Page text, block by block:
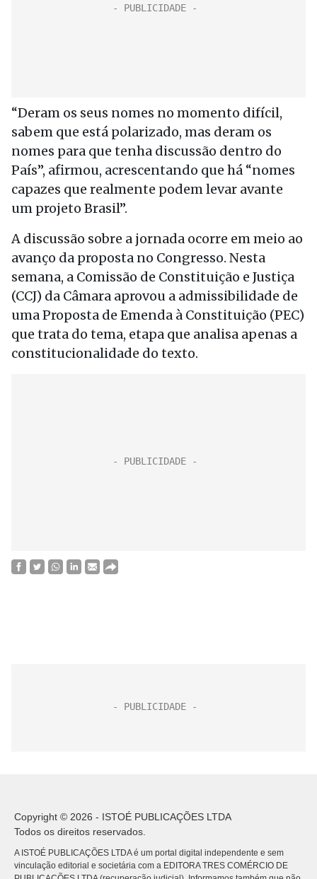
“Deram os seus nomes no momento difícil,
sabem que está polarizado, mas deram os
nomes para que tenha discussão dentro do
País”, afirmou, acrescentando que há “nomes
capazes que realmente podem levar avante
um projeto Brasil”.
A discussão sobre a jornada ocorre em meio ao
avanço da proposta no Congresso. Nesta
semana, a Comissão de Constituição e Justiça
(CCJ) da Câmara aprovou a admissibilidade de
uma Proposta de Emenda à Constituição (PEC)
que trata do tema, etapa que analisa apenas a
constitucionalidade do texto.
Copyright © 2026 - ISTOÉ PUBLICAÇÕES LTDA
Todos os direitos reservados.
A ISTOÉ PUBLICAÇÕES LTDA é um portal digital independente e sem
vinculação editorial e societária com a EDITORA TRES COMÉRCIO DE